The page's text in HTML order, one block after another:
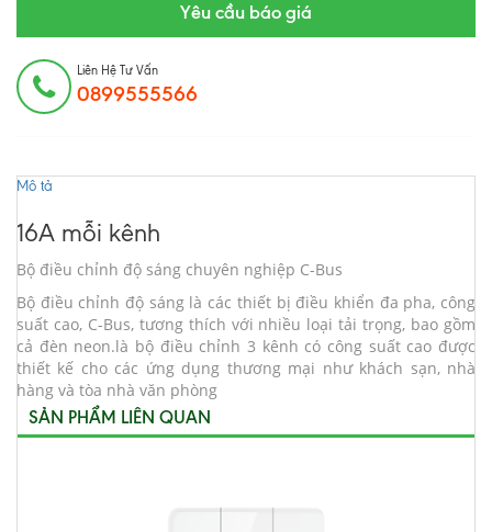
Yêu cầu báo giá
Liên Hệ Tư Vấn
0899555566
Mô tả
16A mỗi kênh
Bộ điều chỉnh độ sáng chuyên nghiệp C-Bus
Bộ điều chỉnh độ sáng là các thiết bị điều khiển đa pha, công
suất cao, C-Bus, tương thích với nhiều loại tải trọng, bao gồm
cả đèn neon.là bộ điều chỉnh 3 kênh có công suất cao được
thiết kế cho các ứng dụng thương mại như khách sạn, nhà
hàng và tòa nhà văn phòng
SẢN PHẨM LIÊN QUAN